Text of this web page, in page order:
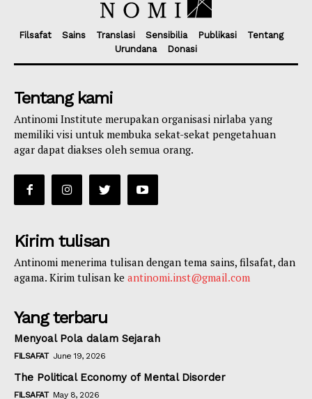
Filsafat Sains Translasi Sensibilia Publikasi
Tentang
Urundana
Donasi
Tentang kami
Antinomi Institute merupakan organisasi nirlaba yang
memiliki visi untuk membuka sekat-sekat pengetahuan
agar dapat diakses oleh semua orang.
Kirim tulisan
Antinomi menerima tulisan dengan tema sains, filsafat, dan
agama. Kirim tulisan ke antinomi.inst@gmail.com
Yang terbaru
Menyoal Pola dalam Sejarah
FILSAFAT June 19, 2026
The Political Economy of Mental Disorder
FILSAFAT May 8, 2026